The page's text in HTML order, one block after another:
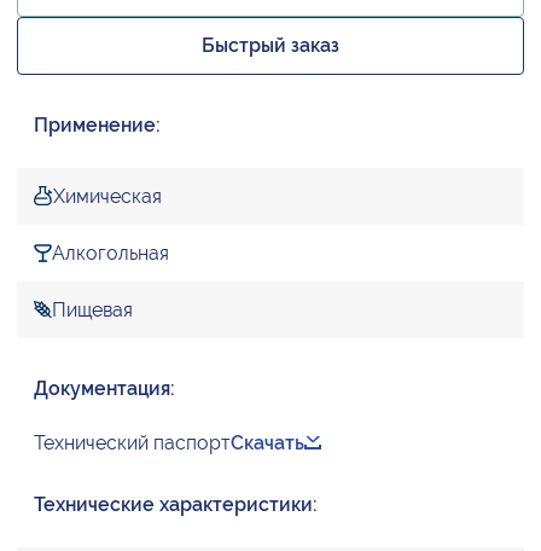
Быстрый заказ
Применение:
Химическая
Алкогольная
Пищевая
Документация:
Технический паспортСкачать
Технические характеристики: